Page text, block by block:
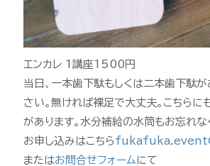
エンカレ 1講座1500円
当日、一本歯下駄もしくは二本歯下駄
さい。無ければ裸足で大丈夫。こちらに
があります。水分補給の水筒もお忘れな
お申し込みはこちら
またはお問合せフォーム にて